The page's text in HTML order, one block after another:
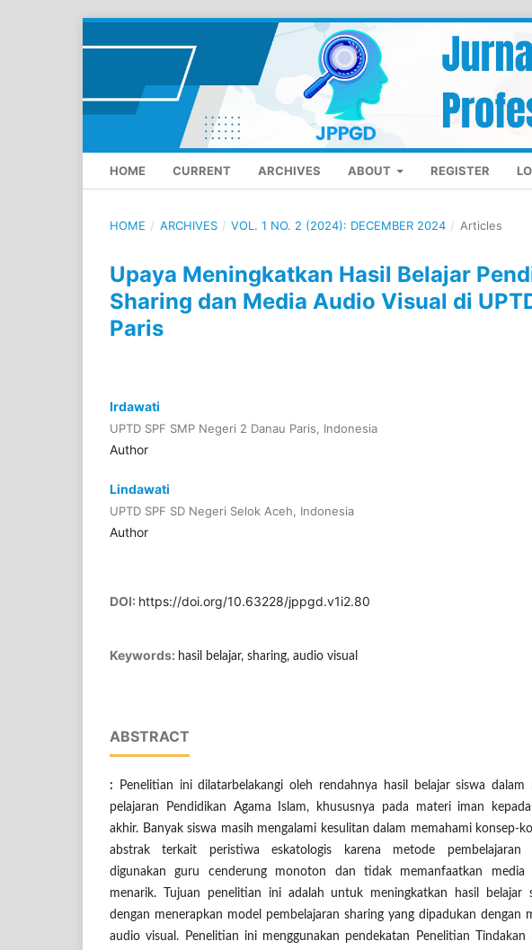
HOME CURRENT ARCHIVES ABOUT REGISTER
HOME / ARCHIVES / VOL. 1 NO. 2 (2024): DECEMBER 2024 / Articles
Upaya Meningkatkan Hasil Belajar
Sharing dan Media Audio Visual di
Paris
Irdawati
UPTD SPF SMP Negeri 2 Danau Paris, Indonesia
Author
Lindawati
UPTD SPF SD Negeri Selok Aceh, Indonesia
Author
DOI: https://doi.org/10.63228/jppgd.v1i2.80
Keywords: hasil belajar, sharing, audio visual
ABSTRACT
: Penelitian ini dilatarbelakangi oleh rendahnya hasil belajar siswa dalam
pelajaran Pendidikan Agama Islam, khususnya pada materi iman
akhir. Banyak siswa masih mengalami kesulitan dalam memahami konsep-
abstrak terkait peristiwa eskatologis karena metode pembelajaran
digunakan guru cenderung monoton dan tidak memanfaatkan media
menarik. Tujuan penelitian ini adalah untuk meningkatkan hasil belajar
dengan menerapkan model pembelajaran sharing yang dipadukan dengan
audio visual. Penelitian ini menggunakan pendekatan Penelitian Tindakan